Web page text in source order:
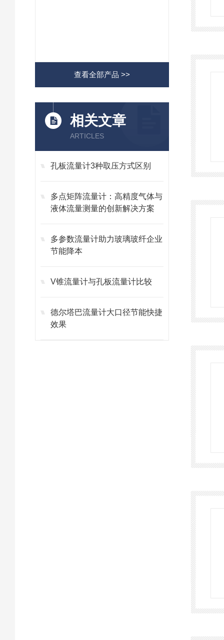
查看全部产品 >>
相关文章
ARTICLES
孔板流量计3种取压方式区别
多点矩阵流量计：高精度气体与
液体流量测量的创新解决方案
多参数流量计助力玻璃玻纤企业
节能降本
V锥流量计与孔板流量计比较
德尔塔巴流量计大口径节能快捷
效果